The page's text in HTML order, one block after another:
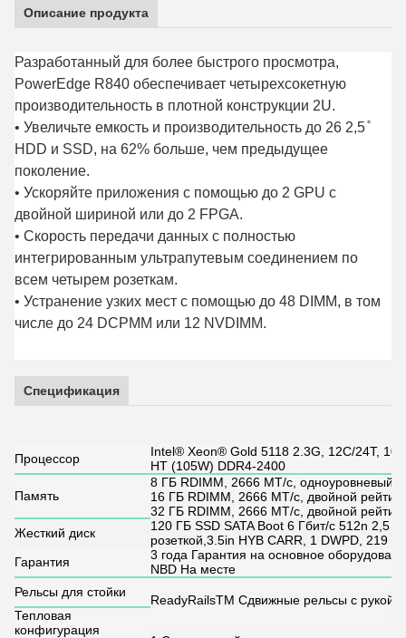
Описание продукта
Разработанный для более быстрого просмотра,
PowerEdge R840 обеспечивает четырехсокетную
производительность в плотной конструкции 2U.
• Увеличьте емкость и производительность до 26 2,5 ̊
HDD и SSD, на 62% больше, чем предыдущее
поколение.
• Ускоряйте приложения с помощью до 2 GPU с
двойной шириной или до 2 FPGA.
• Скорость передачи данных с полностью
интегрированным ультрапутевым соединением по
всем четырем розеткам.
• Устранение узких мест с помощью до 48 DIMM, в том
числе до 24 DCPMM или 12 NVDIMM.
Спецификация
Процессор
Intel® Xeon® Gold 5118 2.3G, 12C/24T,
HT (105W) DDR4-2400
Память
8 ГБ RDIMM, 2666 МТ/с, одноуровневый
16 ГБ RDIMM, 2666 МТ/с, двойной рейтинг
32 ГБ RDIMM, 2666 МТ/с, двойной рейтинг
Жесткий диск
120 ГБ SSD SATA Boot 6 Гбит/с 512n 2,5
розеткой,3.5in HYB CARR, 1 DWPD, 219
Гарантия
3 года Гарантия на основное
NBD На месте
Рельсы для стойки
ReadyRailsTM Сдвижные рельсы с рукой
Тепловая
конфигурация